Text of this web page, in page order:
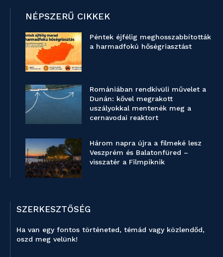
NÉPSZERŰ CIKKEK
Péntek éjfélig meghosszabbították
a harmadfokú hőségriasztást
Romániában rendkívüli művelet a
Dunán: kővel megrakott
uszályokkal mentenék meg a
cernavodai reaktort
Három napra újra a filmeké lesz
Veszprém és Balatonfüred –
visszatér a Filmpiknik
SZERKESZTŐSÉG
Ha van egy fontos történeted, témád vagy közlendőd,
oszd meg velünk!